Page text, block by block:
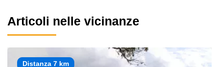
Articoli nelle vicinanze
Distanza 7 km